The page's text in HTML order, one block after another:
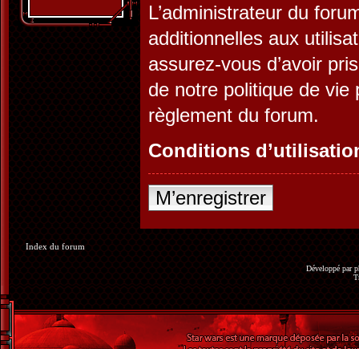
L’administrateur du
additionnelles aux
assurez-vous d’avoir
de notre politique de vie
règlement du forum.
Conditions
M’enregistrer
Index du forum
Développé par